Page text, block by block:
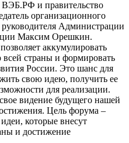
ВЭБ.РФ и правительство
организационного
Администрации
Максим Орешкин.
аккумулировать
страны и формировать
России. Это шанс для
свою идею, получить ее
для реализации.
видение будущего нашей
Цель форума –
которые внесут
и достижение